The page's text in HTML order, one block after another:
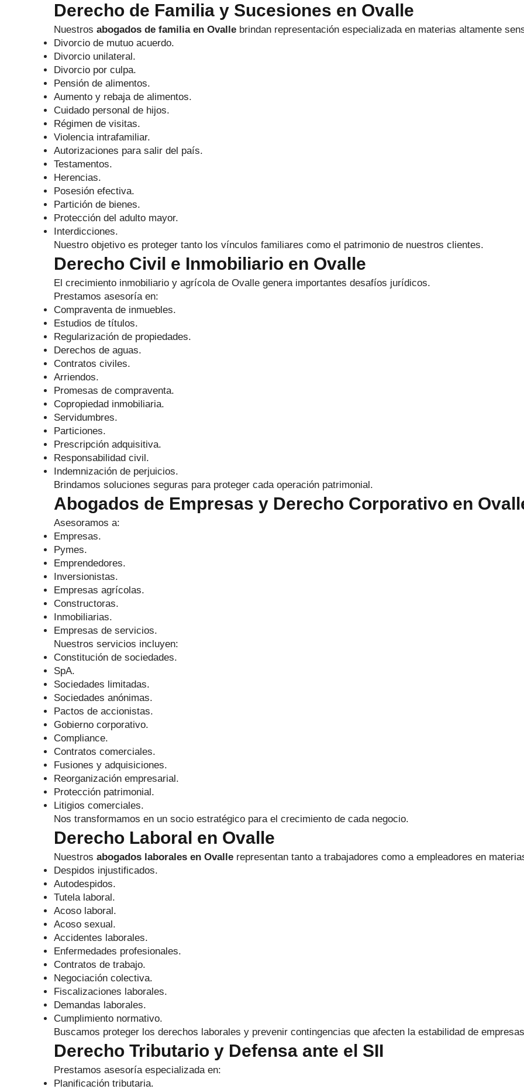
Derecho de Familia y Sucesiones en Ovalle
Nuestros abogados de familia en Ovalle brindan representación especializada en materias altamente
Divorcio de mutuo acuerdo.
Divorcio unilateral.
Divorcio por culpa.
Pensión de alimentos.
Aumento y rebaja de alimentos.
Cuidado personal de hijos.
Régimen de visitas.
Violencia intrafamiliar.
Autorizaciones para salir del país.
Testamentos.
Herencias.
Posesión efectiva.
Partición de bienes.
Protección del adulto mayor.
Interdicciones.
Nuestro objetivo es proteger tanto los vínculos familiares como el patrimonio de nuestros clientes.
Derecho Civil e Inmobiliario en Ovalle
El crecimiento inmobiliario y agrícola de Ovalle genera importantes desafíos jurídicos.
Prestamos asesoría en:
Compraventa de inmuebles.
Estudios de títulos.
Regularización de propiedades.
Derechos de aguas.
Contratos civiles.
Arriendos.
Promesas de compraventa.
Copropiedad inmobiliaria.
Servidumbres.
Particiones.
Prescripción adquisitiva.
Responsabilidad civil.
Indemnización de perjuicios.
Brindamos soluciones seguras para proteger cada operación patrimonial.
Abogados de Empresas y Derecho Corporativo en
Asesoramos a:
Empresas.
Pymes.
Emprendedores.
Inversionistas.
Empresas agrícolas.
Constructoras.
Inmobiliarias.
Empresas de servicios.
Nuestros servicios incluyen:
Constitución de sociedades.
SpA.
Sociedades limitadas.
Sociedades anónimas.
Pactos de accionistas.
Gobierno corporativo.
Compliance.
Contratos comerciales.
Fusiones y adquisiciones.
Reorganización empresarial.
Protección patrimonial.
Litigios comerciales.
Nos transformamos en un socio estratégico para el crecimiento de cada negocio.
Derecho Laboral en Ovalle
Nuestros abogados laborales en Ovalle representan tanto a trabajadores como a empleadores en
Despidos injustificados.
Autodespidos.
Tutela laboral.
Acoso laboral.
Acoso sexual.
Accidentes laborales.
Enfermedades profesionales.
Contratos de trabajo.
Negociación colectiva.
Fiscalizaciones laborales.
Demandas laborales.
Cumplimiento normativo.
Buscamos proteger los derechos laborales y prevenir contingencias que afecten la estabilidad de
Derecho Tributario y Defensa ante el SII
Prestamos asesoría especializada en:
Planificación tributaria.